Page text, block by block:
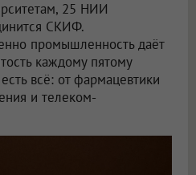
25 НИИ
СКИФ.
промышленность даёт
каждому пятому
всё: от фармацевтики
и телеком-